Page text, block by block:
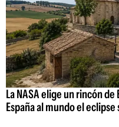
La NASA elige un rincón
España al mundo el